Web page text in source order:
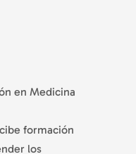
en Medicina
formación
los